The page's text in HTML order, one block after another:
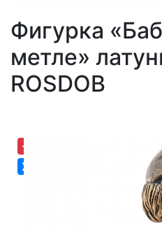
Фигурка
метле»
ROSDOB
-30,66%
Хит